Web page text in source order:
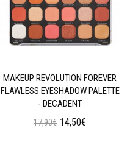
MAKEUP REVOLUTION FOREVER
FLAWLESS EYESHADOW PALETTE
- DECADENT
17,90€ 14,50€